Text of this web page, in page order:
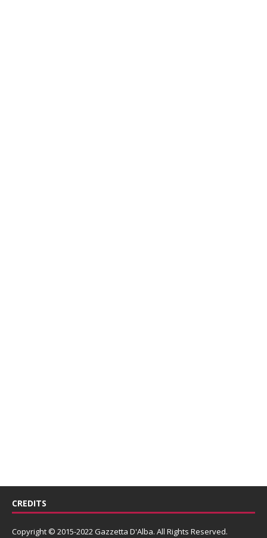
CREDITS
Copyright © 2015-2022 Gazzetta D'Alba. All Rights Reserved.